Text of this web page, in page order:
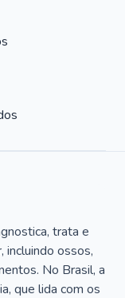
trata e
ossos,
No Brasil, a
que lida com os